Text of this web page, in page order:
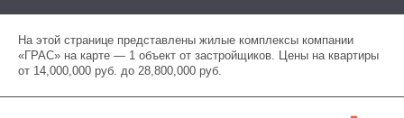
На этой странице представлены жилые комплексы компании
«ГРАС» на карте — 1 объект от застройщиков. Цены на квартиры
от 14,000,000 руб. до 28,800,000 руб.